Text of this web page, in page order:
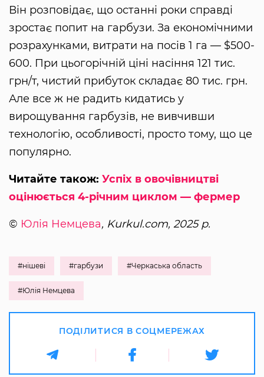
Він розповідає, що останні роки справді
зростає попит на гарбузи. За економічними
розрахунками, витрати на посів 1 га — $500-
600. При цьогорічній ціні насіння 121 тис.
грн/т, чистий прибуток складає 80 тис. грн.
Але все ж не радить кидатись у
вирощування гарбузів, не вивчивши
технологію, особливості, просто тому, що це
популярно.
Читайте також: Успіх в овочівництві
оцінюється 4-річним циклом — фермер
© Юлія Немцева, Kurkul.com, 2025 р.
#нішеві #гарбузи #Черкаська область
#Юлія Немцева
ПОДІЛИТИСЯ В СОЦМЕРЕЖАХ